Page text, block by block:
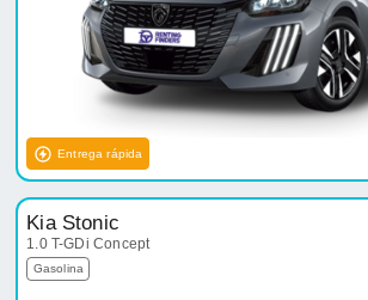
Entrega rápida
Kia Stonic
1.0 T-GDi Concept
Gasolina